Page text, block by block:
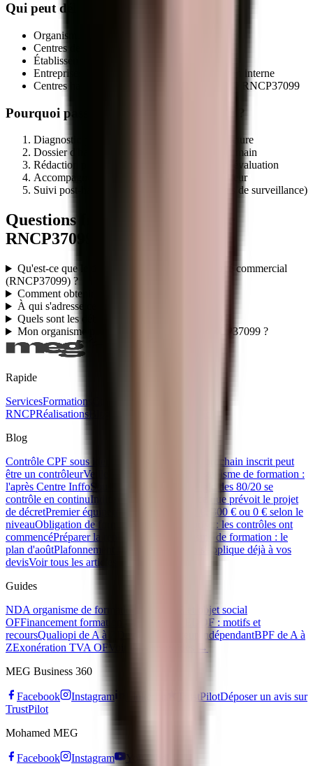
Qui peut délivrer le titre
Organismes de formation déclarés (NDA actif)
Centres de formation d'apprentis (CFA)
Établissements publics de formation
Entreprises qualifiées via leur service formation interne
Centres habilités par le certificateur sur la fiche
RNCP37099
Pourquoi passer par MEG Business 360 ?
Diagnostic préalable d'éligibilité de votre structure
Dossier d'habilitation centre évaluateur clé en main
Rédaction programme + référentiel + outils d'évaluation
Accompagnement audit initial par le certificateur
Suivi post-habilitation (renouvellement, audits de surveillance)
Questions fréquentes sur le titre
RNCP37099
Qu'est-ce que le titre professionnel TP - Employé commercial
(RNCP37099) ?
Comment obtenir le titre RNCP37099 ?
À qui s'adresse ce titre RNCP37099 ?
Quels sont les débouchés du titre RNCP37099 ?
Mon organisme peut-il faire passer le titre RNCP37099 ?
Rapide
ServicesFormations
RNCPRéalisations
Blog
Contrôle CPF sous identité d'emprunt : votre prochain inscrit peut
être un contrôleurVeille réglementaire d'un organisme de formation :
l'après Centre InffoSous-traitance CPF : la règle des 80/20 se
contrôle en continuIndicateur 33 Qualiopi : ce que prévoit le projet
de décretPremier équipement apprenti : 500 €, 300 € ou 0 € selon le
niveauObligation de formation IA en entreprise : les contrôles ont
commencéPréparer la rentrée de son organisme de formation : le
plan d'aoûtPlafonnement CPF 2026 : ce qui s'applique déjà à vos
devisVoir tous les articles →
Guides
NDA organisme de formation
Code APE et objet social
OFFinancement formation OPCO
Refus EDOF : motifs et
recoursQualiopi de A à Z Devenir formateur indépendantBPF de A à
ZExonération TVA OF Voir tous les guides →
MEG Business 360
Facebook Instagram TrustPilotDéposer un avis sur
TrustPilot
Mohamed MEG
Facebook Instagram